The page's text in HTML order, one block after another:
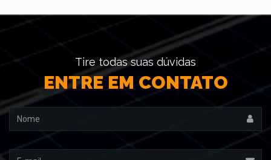
Tire todas suas dúvidas
ENTRE EM CONTATO
Nome